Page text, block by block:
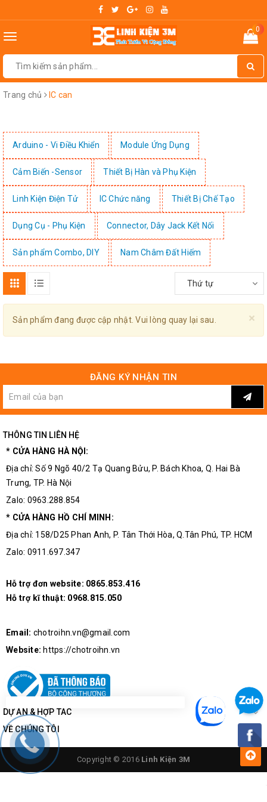
Toggle
0
Trang chủ IC can
Arduino - Vi Điều Khiển Module Ứng Dụng
Cảm Biến -Sensor Thiết Bị Hàn và Phụ Kiện
Linh Kiện Điện Tử IC Chức năng Thiết Bị Chế Tạo
Dụng Cụ - Phụ Kiện Connector, Dây Jack Kết Nối
Sản phẩm Combo, DIY Nam Châm Đất Hiếm
Thứ tự
×
Sản phẩm đang được cập nhật. Vui lòng quay lại sau.
ĐĂNG KÝ NHẬN TIN
THÔNG TIN LIÊN HỆ
* CỬA HÀNG HÀ NỘI:
Địa chỉ: Số 9 Ngõ 40/2 Tạ Quang Bửu, P. Bách Khoa, Q. Hai Bà
Trưng, TP. Hà Nội
Zalo: 0963.288.854
* CỬA HÀNG HỒ CHÍ MINH:
Địa chỉ: 158/D25 Phan Anh, P. Tân Thới Hòa, Q.Tân Phú, TP. HCM
Zalo: 0911.697.347
Hỗ trợ đơn website: 0865.853.416
Hỗ trợ kĩ thuật: 0968.815.050
Email: chotroihn.vn@gmail.com
Website: https://chotroihn.vn
DỰ ÁN & HỢP TÁC
VỀ CHÚNG TÔI
Copyright © 2016 Linh Kiện 3M